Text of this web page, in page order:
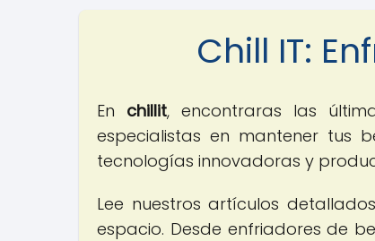
Chill IT:
En chillit, encontraras las
especialistas en mantener tus
tecnologías innovadoras y
Lee nuestros artículos
espacio. Desde enfriadores de